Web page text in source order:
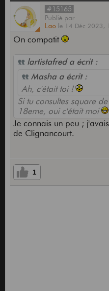
#15165
Publié par
Lao le 14 Déc 2023,
On compatit
lartistafred a écrit :
Masha a écrit :
Ah, c'était toi !
Si tu consultes square
18eme, oui c'était moi
Je connais un peu ;
de Clignancourt.
1